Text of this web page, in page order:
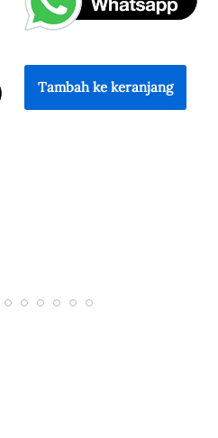
Rp300.000 Rp255.000